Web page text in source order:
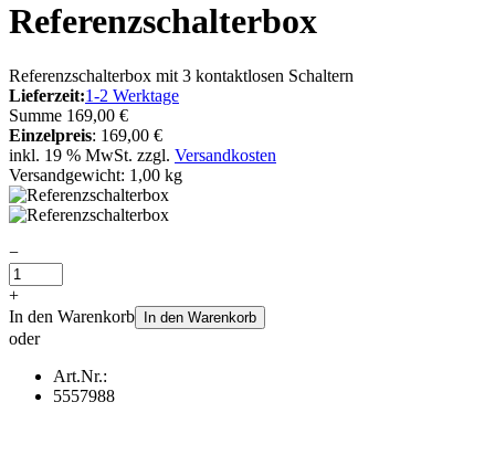
Referenzschalterbox
Referenzschalterbox mit 3 kontaktlosen Schaltern
Lieferzeit:1-2 Werktage
Summe 169,00 €
Einzelpreis: 169,00 €
inkl. 19 % MwSt. zzgl. Versandkosten
Versandgewicht: 1,00 kg
−
+
In den Warenkorb
In den Warenkorb
oder
Art.Nr.:
5557988